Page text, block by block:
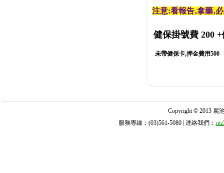
注意:看報告‚拿藥‚
健保掛號費 200 +
未帶健保卡,押金費用500
Copyright © 2013 麗
服務專線︰(03)561-5080 | 連絡我們︰